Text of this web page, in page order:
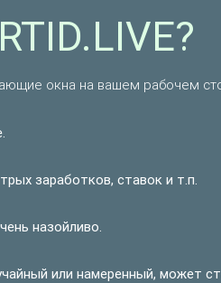
окна на вашем рабочем
заработков, ставок и т.п.
назойливо.
или намеренный, может